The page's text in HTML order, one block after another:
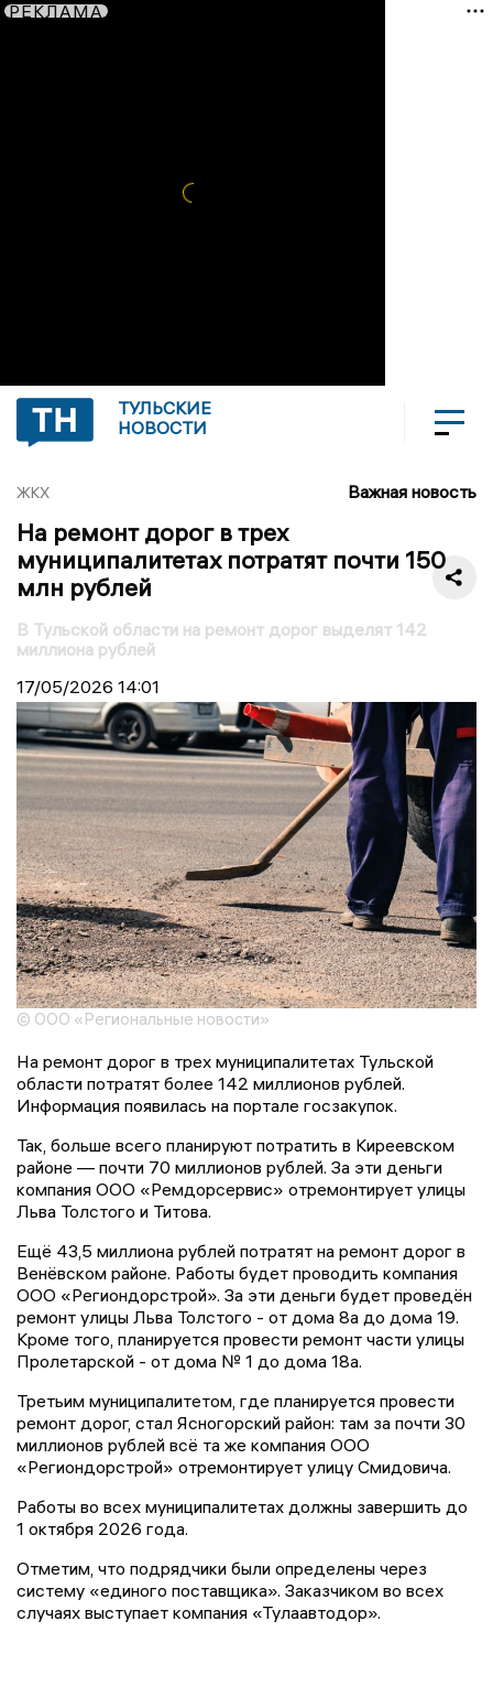
РЕКЛАМА
ТУЛЬСКИЕ
НОВОСТИ
ЖКХ Важная новость
На ремонт дорог в трех
муниципалитетах потратят почти 150
млн рублей
В Тульской области на ремонт дорог выделят 142
миллиона рублей
17/05/2026 14:01
© ООО «Региональные новости»
На ремонт дорог в трех муниципалитетах Тульской
области потратят более 142 миллионов рублей.
Информация появилась на портале госзакупок.
Так, больше всего планируют потратить в Киреевском
районе — почти 70 миллионов рублей. За эти деньги
компания ООО «Ремдорсервис» отремонтирует улицы
Льва Толстого и Титова.
Ещё 43,5 миллиона рублей потратят на ремонт дорог в
Венёвском районе. Работы будет проводить компания
ООО «Региондорстрой». За эти деньги будет проведён
ремонт улицы Льва Толстого - от дома 8а до дома 19.
Кроме того, планируется провести ремонт части улицы
Пролетарской - от дома № 1 до дома 18а.
Третьим муниципалитетом, где планируется провести
ремонт дорог, стал Ясногорский район: там за почти 30
миллионов рублей всё та же компания ООО
«Региондорстрой» отремонтирует улицу Смидовича.
Работы во всех муниципалитетах должны завершить до
1 октября 2026 года.
Отметим, что подрядчики были определены через
систему «единого поставщика». Заказчиком во всех
случаях выступает компания «Тулаавтодор».